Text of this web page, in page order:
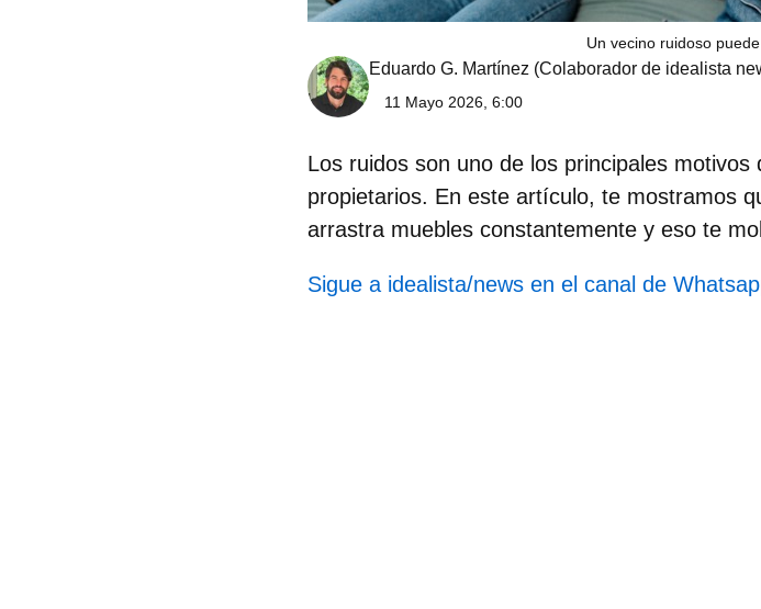
Un vecino ruidoso
Eduardo G. Martínez (Colaborador de idealista
11 Mayo 2026, 6:00
Los ruidos son uno de los principales
propietarios. En este artículo, te mostramos
arrastra muebles constantemente y eso te
Sigue a idealista/news en el canal de